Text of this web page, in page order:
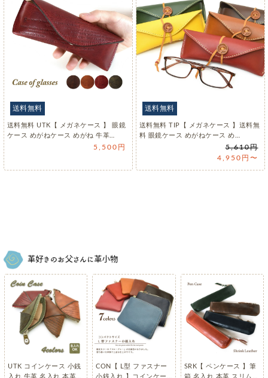
送料無料
送料無料 UTK【 メガネケース 】 眼鏡
ケース めがねケース めがね 牛革…
5,500円
送料無料
送料無料 TIP【 メガネケース 】送料無
料 眼鏡ケース めがねケース め…
5,610円
4,950円〜
UTK コインケース 小銭
入れ 牛革 名入れ 本革
CON【 L型 ファスナー
小銭入れ 】コインケー
SRK【 ペンケース 】筆
箱 名入れ 本革 スリム